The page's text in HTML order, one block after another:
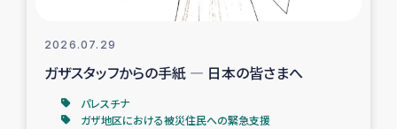
女性の生計向上を通じた子どもの栄養改善事業
民際教育
食べる
2026.07.29
ガザスタッフからの手紙 ― 日本の皆さまへ
パレスチナ
ガザ地区における被災住民への緊急支援